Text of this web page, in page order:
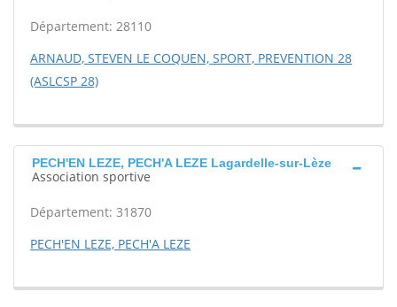
Département: 28110
ARNAUD, STEVEN LE COQUEN, SPORT, PREVENTION 28
(ASLCSP 28)
PECH'EN LEZE, PECH'A LEZE Lagardelle-sur-Lèze
Association sportive
Département: 31870
PECH'EN LEZE, PECH'A LEZE